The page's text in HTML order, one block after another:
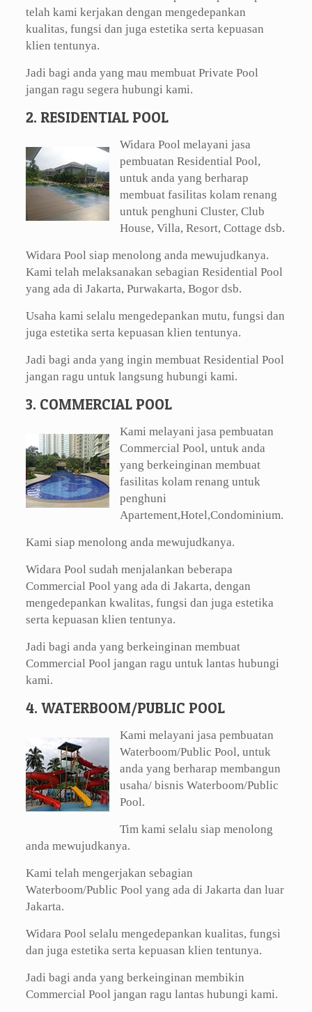
telah kami kerjakan dengan mengedepankan
kualitas, fungsi dan juga estetika serta kepuasan
klien tentunya.
Jadi bagi anda yang mau membuat Private Pool
jangan ragu segera hubungi kami.
2. RESIDENTIAL POOL
Widara Pool melayani jasa
pembuatan Residential Pool,
untuk anda yang berharap
membuat fasilitas kolam renang
untuk penghuni Cluster, Club
House, Villa, Resort, Cottage dsb.
Widara Pool siap menolong anda mewujudkanya.
Kami telah melaksanakan sebagian Residential Pool
yang ada di Jakarta, Purwakarta, Bogor dsb.
Usaha kami selalu mengedepankan mutu, fungsi dan
juga estetika serta kepuasan klien tentunya.
Jadi bagi anda yang ingin membuat Residential Pool
jangan ragu untuk langsung hubungi kami.
3. COMMERCIAL POOL
Kami melayani jasa pembuatan
Commercial Pool, untuk anda
yang berkeinginan membuat
fasilitas kolam renang untuk
penghuni
Apartement,Hotel,Condominium.
Kami siap menolong anda mewujudkanya.
Widara Pool sudah menjalankan beberapa
Commercial Pool yang ada di Jakarta, dengan
mengedepankan kwalitas, fungsi dan juga estetika
serta kepuasan klien tentunya.
Jadi bagi anda yang berkeinginan membuat
Commercial Pool jangan ragu untuk lantas hubungi
kami.
4. WATERBOOM/PUBLIC POOL
Kami melayani jasa pembuatan
Waterboom/Public Pool, untuk
anda yang berharap membangun
usaha/ bisnis Waterboom/Public
Pool.
Tim kami selalu siap menolong
anda mewujudkanya.
Kami telah mengerjakan sebagian
Waterboom/Public Pool yang ada di Jakarta dan luar
Jakarta.
Widara Pool selalu mengedepankan kualitas, fungsi
dan juga estetika serta kepuasan klien tentunya.
Jadi bagi anda yang berkeinginan membikin
Commercial Pool jangan ragu lantas hubungi kami.